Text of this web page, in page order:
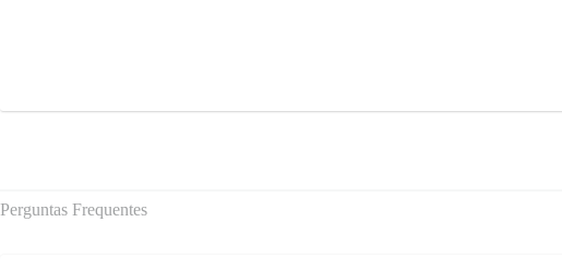
Perguntas Frequentes